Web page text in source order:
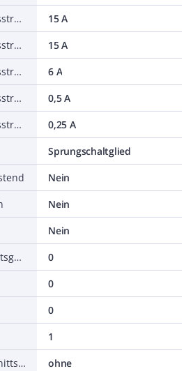
Bemessungsbetriebsstrom Ie bei AC-15, 125 V
15 A
Bemessungsbetriebsstrom Ie bei AC-15, 230 V
15 A
Bemessungsbetriebsstrom Ie bei DC-13, 24 V
6 A
Bemessungsbetriebsstrom Ie bei DC-13, 125 V
0,5 A
Bemessungsbetriebsstrom Ie bei DC-13, 230 V
0,25 A
Sprungschaltglied
Nein
Nein
Nein
Anzahl der sicherheitsgerichteten Hilfskontakte
0
0
0
1
Ausführung der Schnittstelle
ohne